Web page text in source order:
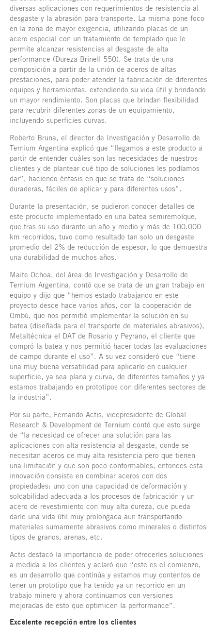
diversas aplicaciones con requerimientos de resistencia al
desgaste y la abrasión para transporte. La misma pone foco
en la zona de mayor exigencia, utilizando placas de un
acero especial con un tratamiento de templado que le
permite alcanzar resistencias al desgaste de alta
performance (Dureza Brinell 550). Se trata de una
composición a partir de la unión de aceros de altas
prestaciones, para poder atender la fabricación de diferentes
equipos y herramientas, extendiendo su vida útil y brindando
un mayor rendimiento. Son placas que brindan flexibilidad
para recubrir diferentes zonas de un equipamiento,
incluyendo superficies curvas.
Roberto Bruna, el director de Investigación y Desarrollo de
Ternium Argentina explicó que “llegamos a este producto a
partir de entender cuáles son las necesidades de nuestros
clientes y de plantear qué tipo de soluciones les podíamos
dar”, haciendo énfasis en que se trata de “soluciones
duraderas, fáciles de aplicar y para diferentes usos”.
Durante la presentación, se pudieron conocer detalles de
este producto implementado en una batea semiremolque,
que tras su uso durante un año y medio y más de 100.000
km recorridos, tuvo como resultado tan solo un desgaste
promedio del 2% de reducción de espesor, lo que demuestra
una durabilidad de muchos años.
Maite Ochoa, del área de Investigación y Desarrollo de
Ternium Argentina, contó que se trata de un gran trabajo en
equipo y dijo que “hemos estado trabajando en este
proyecto desde hace varios años, con la cooperación de
Ombú, que nos permitió implementar la solución en su
batea (diseñada para el transporte de materiales abrasivos),
Metaltécnica el DAT de Rosario y Peyrano, el cliente que
compró la batea y nos permitió hacer todas las evaluaciones
de campo durante el uso”. A su vez consideró que “tiene
una muy buena versatilidad para aplicarlo en cualquier
superficie, ya sea plana y curva, de diferentes tamaños y ya
estamos trabajando en prototipos con diferentes sectores de
la industria”.
Por su parte, Fernando Actis, vicepresidente de Global
Research & Development de Ternium contó que esto surge
de “la necesidad de ofrecer una solución para las
aplicaciones con alta resistencia al desgaste, donde se
necesitan aceros de muy alta resistencia pero que tienen
una limitación y que son poco conformables, entonces esta
innovación consiste en combinar aceros con dos
propiedades: uno con una capacidad de deformación y
soldabilidad adecuada a los procesos de fabricación y un
acero de revestimiento con muy alta dureza, que pueda
darle una vida útil muy prolongada aun transportando
materiales sumamente abrasivos como minerales o distintos
tipos de granos, arenas, etc.
Actis destacó la importancia de poder ofrecerles soluciones
a medida a los clientes y aclaró que “este es el comienzo,
es un desarrollo que continúa y estamos muy contentos de
tener un prototipo que ha tenido ya un recorrido en un
trabajo minero y ahora continuamos con versiones
mejoradas de esto que optimicen la performance”.
Excelente recepción entre los clientes